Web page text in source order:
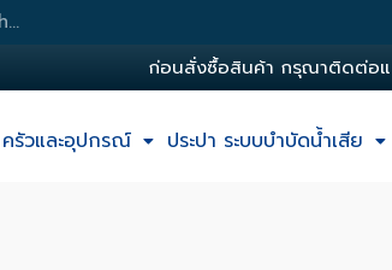
อนสงซอสนคา ก รณาตดตอแอด
ครัวและอุปกรณ์ ประปา ระบบบำบัดน้ำเสีย